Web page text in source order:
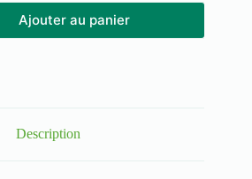
Ajouter au panier
Description